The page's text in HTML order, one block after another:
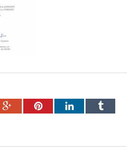
Google+PinterestLinkedInTumblr